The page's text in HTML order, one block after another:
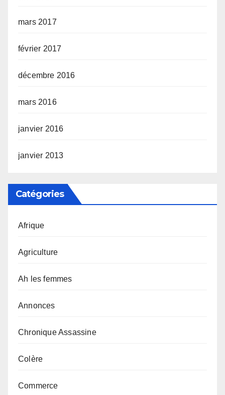
mars 2017
février 2017
décembre 2016
mars 2016
janvier 2016
janvier 2013
Catégories
Afrique
Agriculture
Ah les femmes
Annonces
Chronique Assassine
Colère
Commerce